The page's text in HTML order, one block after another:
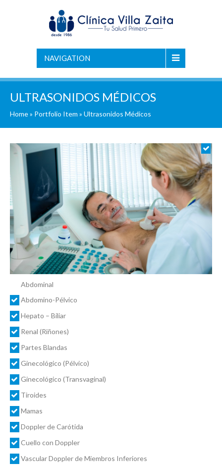
NAVIGATION
ULTRASONIDOS MÉDICOS
Home» Portfolio Item » Ultrasonidos Médicos
Abdominal
Abdomino-Pélvico
Hepato – Biliar
Renal (Riñones)
Partes Blandas
Ginecológico (Pélvico)
Ginecológico (Transvaginal)
Tiroides
Mamas
Doppler de Carótida
Cuello con Doppler
Vascular Doppler de Miembros Inferiores